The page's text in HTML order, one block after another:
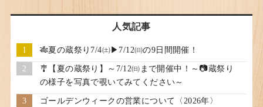
人気記事
🎋夏の蔵祭り7/4㈯▶7/12㈰の9日間開催！
🎐【夏の蔵祭り】～7/12㈰まで開催中！～📷蔵祭り
の様子を写真で覗いてみてください～
ゴールデンウィークの営業について〈2026年〉